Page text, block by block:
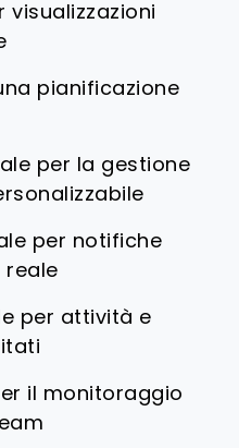
visualizzazioni
pianificazione
per la gestione
per notifiche
reale
per attività e
il monitoraggio